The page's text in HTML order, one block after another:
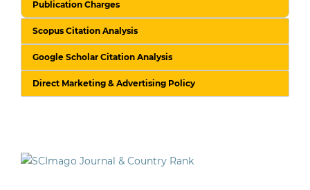
Publication Charges
Scopus Citation Analysis
Google Scholar Citation Analysis
Direct Marketing & Advertising Policy